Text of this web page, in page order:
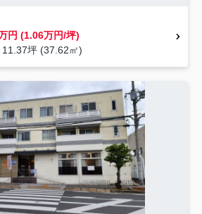
円 (1.06万円/坪)
11.37坪 (37.62㎡)